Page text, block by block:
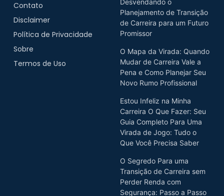
Contato
Disclaimer
Política de Privacidade
Sobre
Termos de Uso
Desvendando o
Planejamento de Transição
de Carreira para um Futuro
Promissor
O Mapa da Virada: Quando
Mudar de Carreira Vale a
Pena e Como Planejar Seu
Novo Rumo Profissional
Estou Infeliz na Minha
Carreira O Que Fazer: Seu
Guia Completo Para Uma
Virada de Jogo: Tudo o
Que Você Precisa Saber
O Segredo Para uma
Transição de Carreira sem
Perder Renda com
Segurança: Passo a Passo